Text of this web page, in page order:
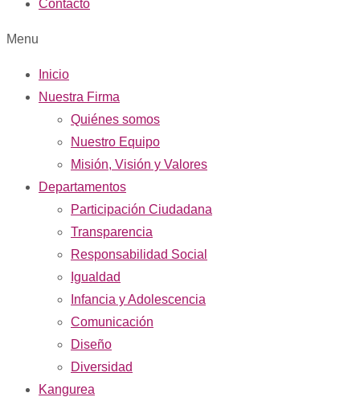
Contacto
Menu
Inicio
Nuestra Firma
Quiénes somos
Nuestro Equipo
Misión, Visión y Valores
Departamentos
Participación Ciudadana
Transparencia
Responsabilidad Social
Igualdad
Infancia y Adolescencia
Comunicación
Diseño
Diversidad
Kangurea